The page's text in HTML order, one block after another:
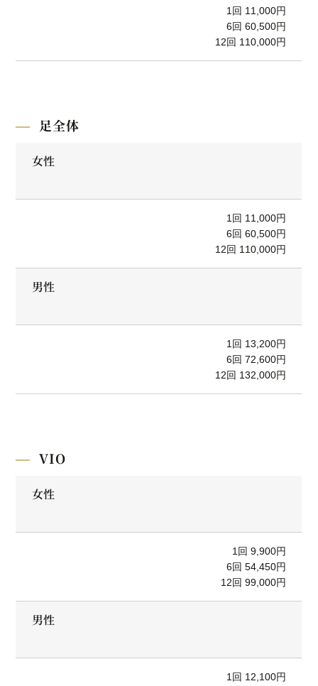
1回 11,000円
6回 60,500円
12回 110,000円
足全体
女性
1回 11,000円
6回 60,500円
12回 110,000円
男性
1回 13,200円
6回 72,600円
12回 132,000円
VIO
女性
1回 9,900円
6回 54,450円
12回 99,000円
男性
1回 12,100円